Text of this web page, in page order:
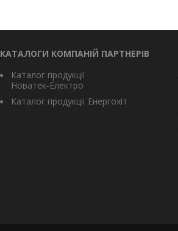
КАТАЛОГИ КОМПАНІЙ ПАРТНЕРІВ
Каталог продукції
Новатек-Електро
Каталог продукції Енергохіт